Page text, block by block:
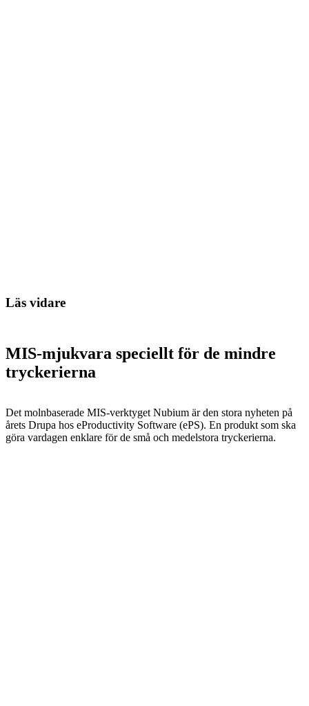
Läs vidare
MIS-mjukvara speciellt för de mindre
tryckerierna
Det molnbaserade MIS-verktyget Nubium är den stora nyheten på
årets Drupa hos eProductivity Software (ePS). En produkt som ska
göra vardagen enklare för de små och medelstora tryckerierna.